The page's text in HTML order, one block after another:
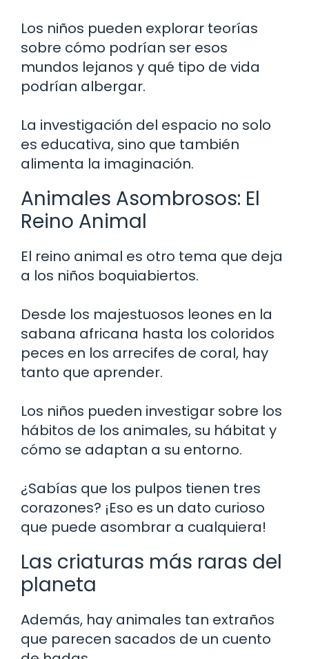
Los niños pueden explorar teorías
sobre cómo podrían ser esos
mundos lejanos y qué tipo de vida
podrían albergar.
La investigación del espacio no solo
es educativa, sino que también
alimenta la imaginación.
Animales Asombrosos: El
Reino Animal
El reino animal es otro tema que deja
a los niños boquiabiertos.
Desde los majestuosos leones en la
sabana africana hasta los coloridos
peces en los arrecifes de coral, hay
tanto que aprender.
Los niños pueden investigar sobre los
hábitos de los animales, su hábitat y
cómo se adaptan a su entorno.
¿Sabías que los pulpos tienen tres
corazones? ¡Eso es un dato curioso
que puede asombrar a cualquiera!
Las criaturas más raras del
planeta
Además, hay animales tan extraños
que parecen sacados de un cuento